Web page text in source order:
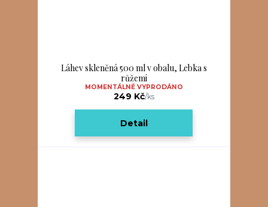
Láhev skleněná 500 ml v obalu, Lebka s
růžemi
249 Kč/ks
MOMENTÁLNĚ VYPRODÁNO
Detail